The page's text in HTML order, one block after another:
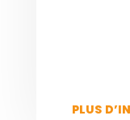
PLUS